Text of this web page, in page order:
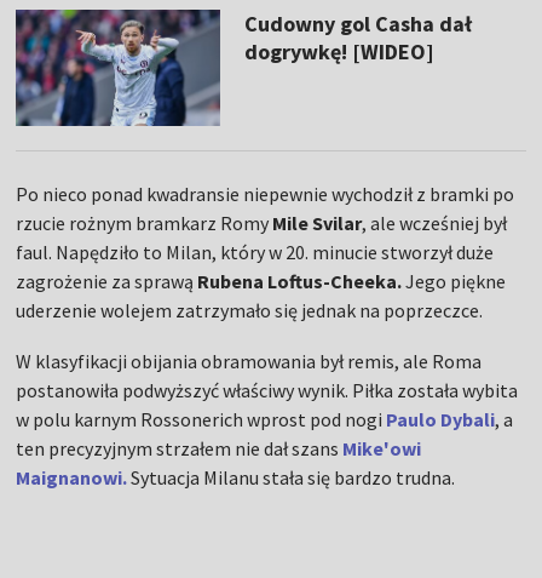
Cudowny gol Casha dał
dogrywkę! [WIDEO]
Po nieco ponad kwadransie niepewnie wychodził z bramki po
rzucie rożnym bramkarz Romy Mile Svilar, ale wcześniej był
faul. Napędziło to Milan, który w 20. minucie stworzył duże
zagrożenie za sprawą Rubena Loftus-Cheeka.Jego piękne
uderzenie wolejem zatrzymało się jednak na poprzeczce.
W klasyfikacji obijania obramowania był remis, ale Roma
postanowiła podwyższyć właściwy wynik. Piłka została wybita
w polu karnym Rossonerich wprost pod nogi Paulo Dybali, a
ten precyzyjnym strzałem nie dał szans Mike'owi
Maignanowi.Sytuacja Milanu stała się bardzo trudna.